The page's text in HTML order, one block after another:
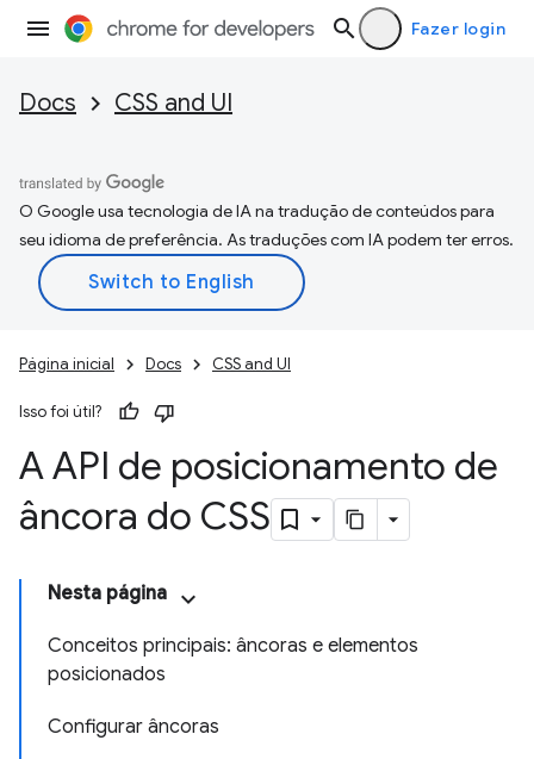
Fazer login
Docs CSS and UI
O Google usa tecnologia de IA na tradução de conteúdos para
seu idioma de preferência. As traduções com IA podem ter erros.
Página inicial Docs CSS and UI
Isso foi útil?
A API de posicionamento de
âncora do CSS
Nesta página
Conceitos principais: âncoras e elementos
posicionados
Configurar âncoras